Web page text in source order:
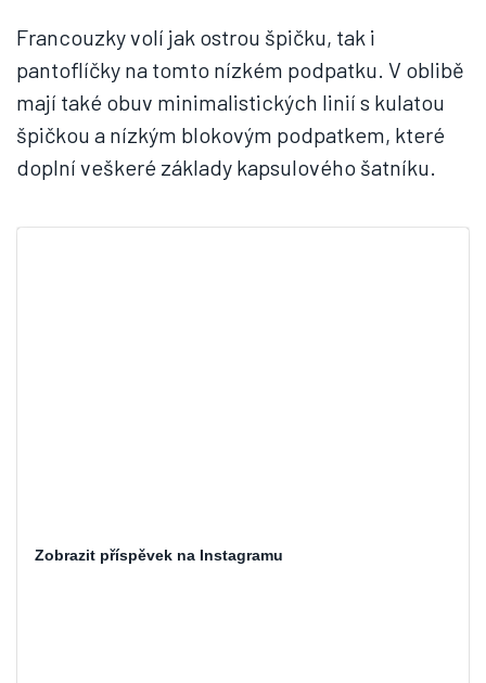
Francouzky volí jak ostrou špičku, tak i
pantoflíčky na tomto nízkém podpatku. V oblibě
mají také obuv minimalistických linií s kulatou
špičkou a nízkým blokovým podpatkem, které
doplní veškeré základy kapsulového šatníku.
Zobrazit příspěvek na Instagramu